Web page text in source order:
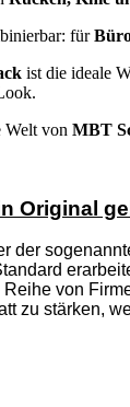
für
ist die ideale
Welt von MBT
Original
der
Reihe von
zu stärken,